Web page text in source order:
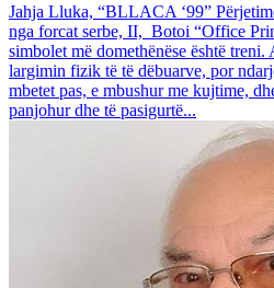
Jahja Lluka, “BLLACA ‘99”
nga forcat serbe, II, Botoi “Office
simbolet më domethënëse është
largimin fizik të të dëbuarve, por
mbetet pas, e mbushur me kujtime,
panjohur dhe të pasigurtë...